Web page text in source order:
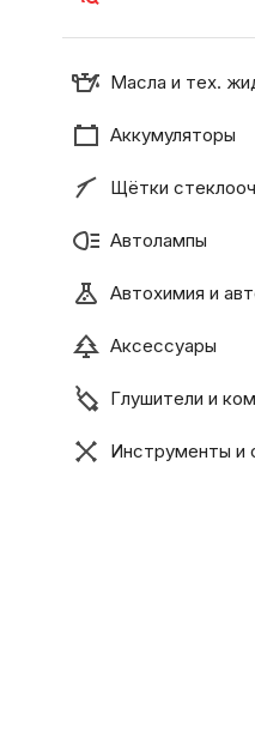
Масла и тех.
Аккумуляторы
Щётки
Автолампы
Автохимия и
Аксессуары
Глушители и
Инструменты и